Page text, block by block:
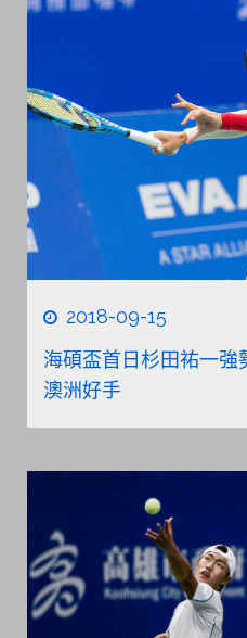
2018-09-15
海碩盃首日杉田祐一強
澳洲好手